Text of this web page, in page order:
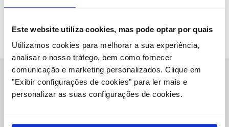
Este website utiliza cookies, mas pode optar por quais
Utilizamos cookies para melhorar a sua experiência,
analisar o nosso tráfego, bem como fornecer
comunicação e marketing personalizados. Clique em
"Exibir configurações de cookies" para ler mais e
personalizar as suas configurações de cookies.
Sobre Nós
Toyota Caetano Portugal, SA